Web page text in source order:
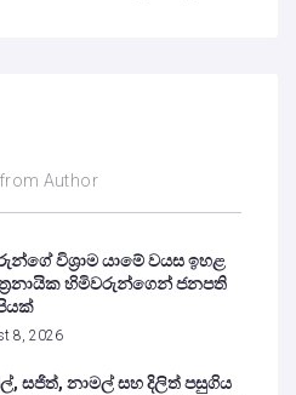
Author
විශ්‍රාම යාමේ වයස ඉහළ
හිමිවරුන්ගෙන් ජනපති
8, 2026
සජිත්, නාමල් සහ දිලිත් පසුගිය